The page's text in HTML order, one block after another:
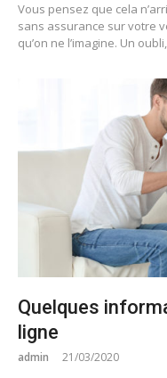
Vous pensez que cela
sans assurance sur votre
qu’on ne l’imagine. Un
Quelques
ligne
admin 21/03/2020